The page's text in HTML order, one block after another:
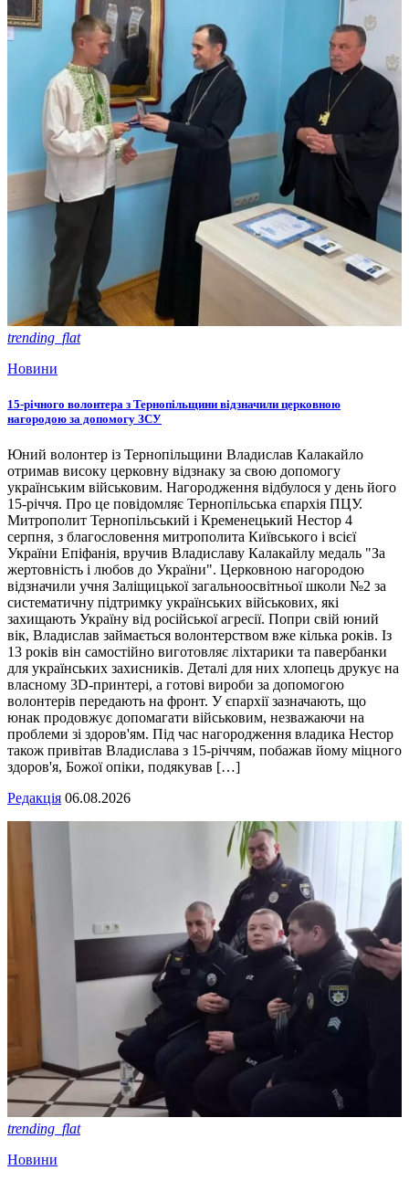
trending_flat
Новини
15-річного волонтера з Тернопільщини відзначили церковною
нагородою за допомогу ЗСУ
Юний волонтер із Тернопільщини Владислав Калакайло
отримав високу церковну відзнаку за свою допомогу
українським військовим. Нагородження відбулося у день його
15-річчя. Про це повідомляє Тернопільська єпархія ПЦУ.
Митрополит Тернопільський і Кременецький Нестор 4
серпня, з благословення митрополита Київського і всієї
України Епіфанія, вручив Владиславу Калакайлу медаль "За
жертовність і любов до України". Церковною нагородою
відзначили учня Заліщицької загальноосвітньої школи №2 за
систематичну підтримку українських військових, які
захищають Україну від російської агресії. Попри свій юний
вік, Владислав займається волонтерством вже кілька років. Із
13 років він самостійно виготовляє ліхтарики та павербанки
для українських захисників. Деталі для них хлопець друкує на
власному 3D-принтері, а готові вироби за допомогою
волонтерів передають на фронт. У єпархії зазначають, що
юнак продовжує допомагати військовим, незважаючи на
проблеми зі здоров'ям. Під час нагородження владика Нестор
також привітав Владислава з 15-річчям, побажав йому міцного
здоров'я, Божої опіки, подякував […]
Редакція 06.08.2026
trending_flat
Новини